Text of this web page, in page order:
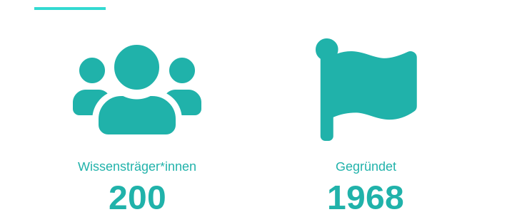
200
Wissensträger*innen
1968
Gegründet